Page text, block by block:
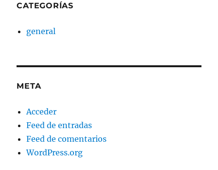
CATEGORÍAS
general
META
Acceder
Feed de entradas
Feed de comentarios
WordPress.org